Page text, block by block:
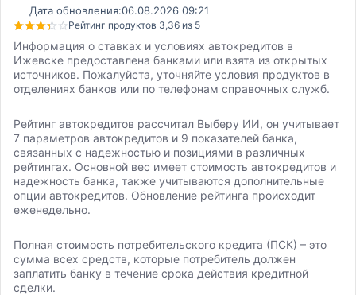
Дата обновления:06.08.2026 09:21
Рейтинг продуктов 3,36 из 5
Информация о ставках и условиях автокредитов в
Ижевске предоставлена банками или взята из открытых
источников. Пожалуйста, уточняйте условия продуктов в
отделениях банков или по телефонам справочных служб.
Рейтинг автокредитов рассчитал Выберу ИИ, он учитывает
7 параметров автокредитов и 9 показателей банка,
связанных с надежностью и позициями в различных
рейтингах. Основной вес имеет стоимость автокредитов и
надежность банка, также учитываются дополнительные
опции автокредитов. Обновление рейтинга происходит
еженедельно.
Полная стоимость потребительского кредита (ПСК) – это
сумма всех средств, которые потребитель должен
заплатить банку в течение срока действия кредитной
сделки.